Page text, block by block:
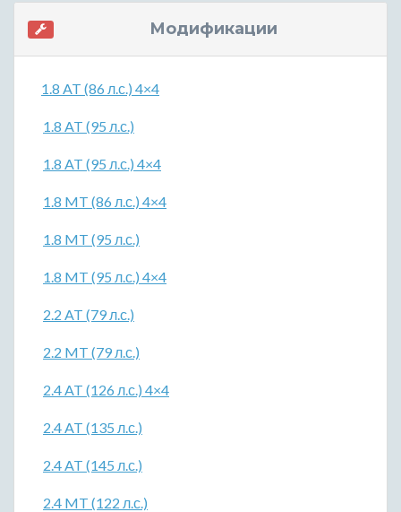
Модификации
1.8 AT (86 л.с.) 4×4
1.8 AT (95 л.с.)
1.8 AT (95 л.с.) 4×4
1.8 MT (86 л.с.) 4×4
1.8 MT (95 л.с.)
1.8 MT (95 л.с.) 4×4
2.2 AT (79 л.с.)
2.2 MT (79 л.с.)
2.4 AT (126 л.с.) 4×4
2.4 AT (135 л.с.)
2.4 AT (145 л.с.)
2.4 MT (122 л.с.)